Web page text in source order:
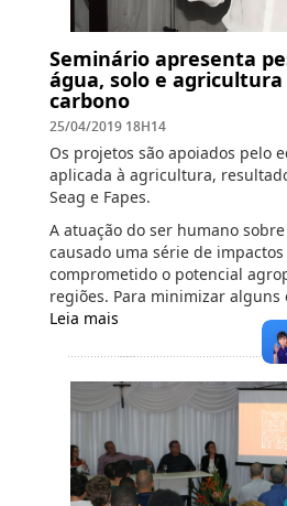
Seminário apresenta
água, solo e agricultura
carbono
25/04/2019 18H14
Os projetos são apoiados pelo
aplicada à agricultura,
Seag e Fapes.
A atuação do ser humano
causado uma série de
comprometido o potencial
regiões. Para minimizar alguns
Leia mais